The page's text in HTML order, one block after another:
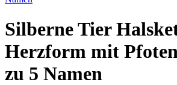
Silberne Tier
Herzform mit
zu 5 Namen